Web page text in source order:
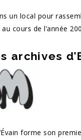
un local pour
cours de l’année
archives
forme son